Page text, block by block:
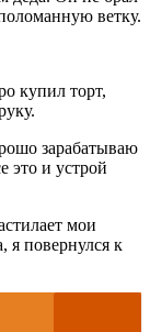
ветку.
купил торт,
зарабатываю
это и устрой
мои
я повернулся к